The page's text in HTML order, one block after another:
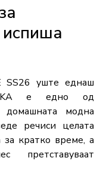
испиша
SS26 уште еднаш
е едно од
домашната модна
речиси целата
за кратко време, а
претставуваат